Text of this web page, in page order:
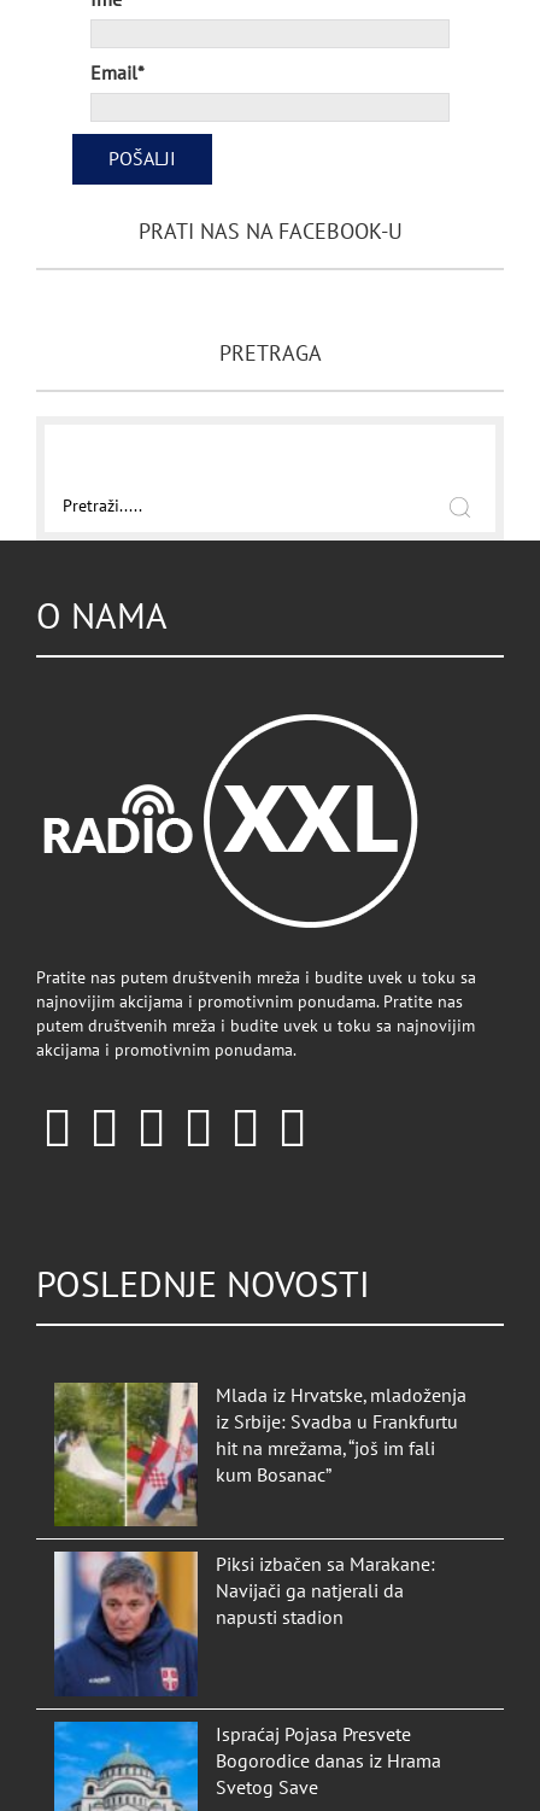
Email*
PRATI NAS NA FACEBOOK-U
PRETRAGA
O NAMA
Pratite nas putem društvenih mreža i budite uvek u toku sa
najnovijim akcijama i promotivnim ponudama. Pratite nas
putem društvenih mreža i budite uvek u toku sa najnovijim
akcijama i promotivnim ponudama.
POSLEDNJE NOVOSTI
Mlada iz Hrvatske, mladoženja
iz Srbije: Svadba u Frankfurtu
hit na mrežama, “još im fali
kum Bosanac”
Piksi izbačen sa Marakane:
Navijači ga natjerali da
napusti stadion
Ispraćaj Pojasa Presvete
Bogorodice danas iz Hrama
Svetog Save